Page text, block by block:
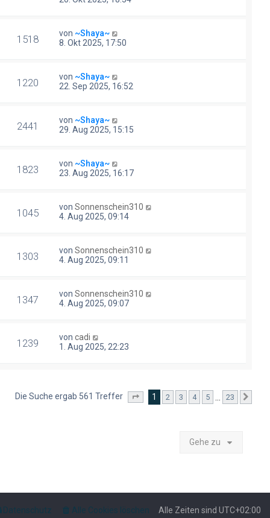
1518 von ~Shaya~
8. Okt 2025, 17:50
1220 von ~Shaya~
22. Sep 2025, 16:52
2441 von ~Shaya~
29. Aug 2025, 15:15
1823 von ~Shaya~
23. Aug 2025, 16:17
1045 von Sonnenschein310
4. Aug 2025, 09:14
1303 von Sonnenschein310
4. Aug 2025, 09:11
1347 von Sonnenschein310
4. Aug 2025, 09:07
1239 von cadi
1. Aug 2025, 22:23
Die Suche ergab 561 Treffer Seite von23
1 2 3 4 5 23
Gehe zu
Alle Zeiten sind UTC+02:00
Alle Cookies löschen
Datenschutz